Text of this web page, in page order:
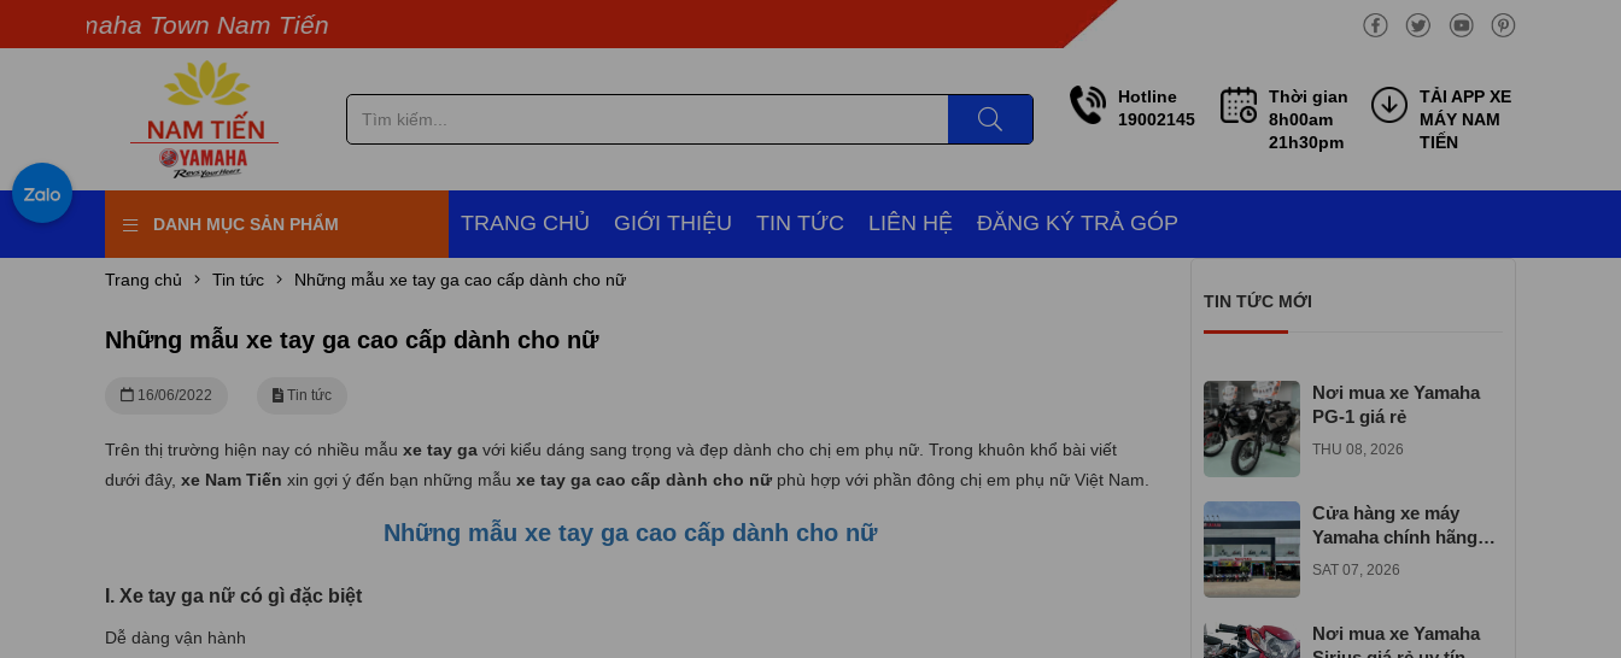
Town Nam Tiến
Hotline
19002145
Thời gian
8h00am
21h30pm
TẢI APP XE
MÁY NAM
TIẾN
DANH MỤC SẢN PHẨM TRANG CHỦ GIỚI THIỆU TIN TỨC LIÊN HỆ ĐĂNG KÝ TRẢ GÓP
Trang chủ Tin tức Những mẫu xe tay ga cao cấp dành cho nữ
Những mẫu xe tay ga cao cấp dành cho nữ
16/06/2022 Tin tức
Trên thị trường hiện nay có nhiều mẫu xe tay ga với kiểu dáng sang trọng và đẹp dành cho chị em phụ nữ. Trong khuôn khổ bài viết
dưới đây, xe Nam Tiến xin gợi ý đến bạn những mẫu xe tay ga cao cấp dành cho nữ phù hợp với phần đông chị em phụ nữ Việt Nam.
Những mẫu xe tay ga cao cấp dành cho nữ
I. Xe tay ga nữ có gì đặc biệt
Dễ dàng vận hành
TIN TỨC MỚI
Nơi mua xe Yamaha
PG-1 giá rẻ
THU 08, 2026
Cửa hàng xe máy
Yamaha chính hãng
gần đây
SAT 07, 2026
Nơi mua xe Yamaha